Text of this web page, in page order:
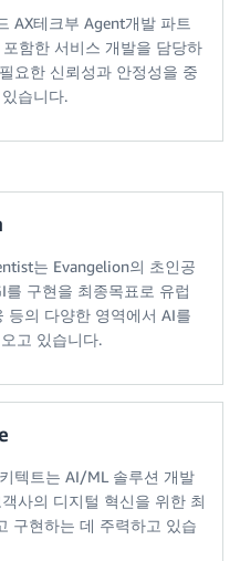
AX테크부 Agent개발 파트
함한 서비스 개발을 담당하
요한 신뢰성과 안정성을 중
습니다.
는 Evangelion의 초인공
를 구현을 최종목표로 유럽
등의 다양한 영역에서 AI를
고 있습니다.
텍트는 AI/ML 솔루션 개발
사의 디지털 혁신을 위한 최
구현하는 데 주력하고 있습